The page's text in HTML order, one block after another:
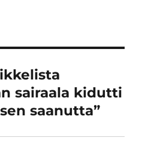
sairaala kidutti
saanutta”